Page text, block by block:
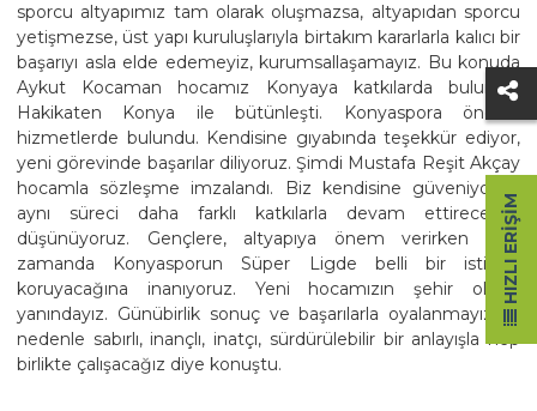
sporcu altyapımız tam olarak oluşmazsa, altyapıdan sporcu
yetişmezse, üst yapı kuruluşlarıyla birtakım kararlarla kalıcı bir
başarıyı asla elde edemeyiz, kurumsallaşamayız. Bu konuda
Aykut Kocaman hocamız Konyaya katkılarda bulundu.
Hakikaten Konya ile bütünleşti. Konyaspora önemli
hizmetlerde bulundu. Kendisine gıyabında teşekkür ediyor,
yeni görevinde başarılar diliyoruz. Şimdi Mustafa Reşit Akçay
hocamla sözleşme imzalandı. Biz kendisine güveniyoruz,
aynı süreci daha farklı katkılarla devam ettireceğini
düşünüyoruz. Gençlere, altyapıya önem verirken aynı
zamanda Konyasporun Süper Ligde belli bir istikrarı
koruyacağına inanıyoruz. Yeni hocamızın şehir olarak
yanındayız. Günübirlik sonuç ve başarılarla oyalanmayız. O
nedenle sabırlı, inançlı, inatçı, sürdürülebilir bir anlayışla hep
birlikte çalışacağız diye konuştu.
HIZLI ERIŞIM